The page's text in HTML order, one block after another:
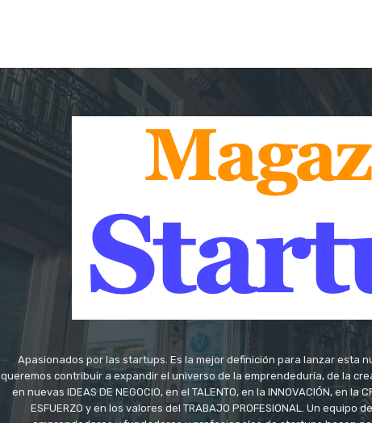
Apasionados por las startups. Es la mejor definición para lanzar esta
queremos contribuir a expandir el universo de la emprendeduría, de la
en nuevas IDEAS DE NEGOCIO, en el TALENTO, en la INNOVACIÓN, en la
ESFUERZO y en los valores del TRABAJO PROFESIONAL. Un